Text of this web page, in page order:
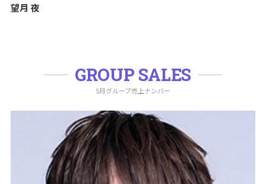
望月 夜
GROUP SALES
5月グループ売上ナンバー